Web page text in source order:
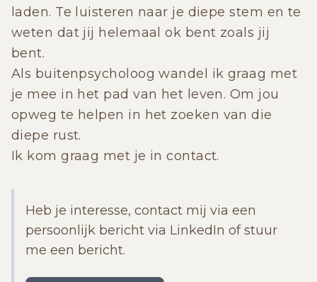
laden. Te luisteren naar je diepe stem en te
weten dat jij helemaal ok bent zoals jij
bent.
Als buitenpsycholoog wandel ik graag met
je mee in het pad van het leven. Om jou
opweg te helpen in het zoeken van die
diepe rust.
Ik kom graag met je in contact.
Heb je interesse, contact mij via een
persoonlijk bericht via LinkedIn of stuur
me een bericht.